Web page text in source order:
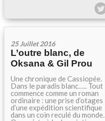
25 Juillet 2016
L’outre blanc, de
Oksana & Gil Prou
Une chronique de Cassiopée.
Dans le paradis blanc….. Tout
commence comme un roman
ordinaire : une prise d’otages
d’une expédition scientifique
dans un coin reculé du monde.